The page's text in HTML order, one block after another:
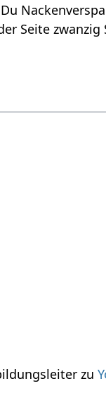
Seite zwanzig
zu